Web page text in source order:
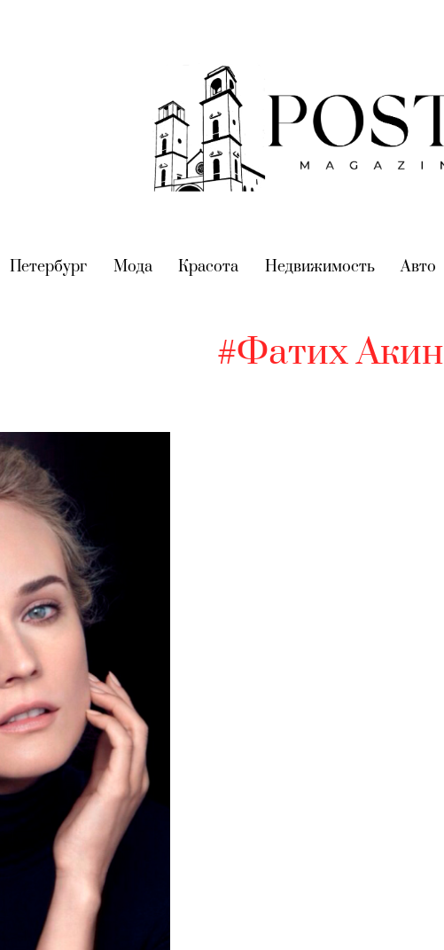
Петербург (current)
Мода(current)
Красота (current)
Недвижимость(current)
Авто
#Фатих Акин